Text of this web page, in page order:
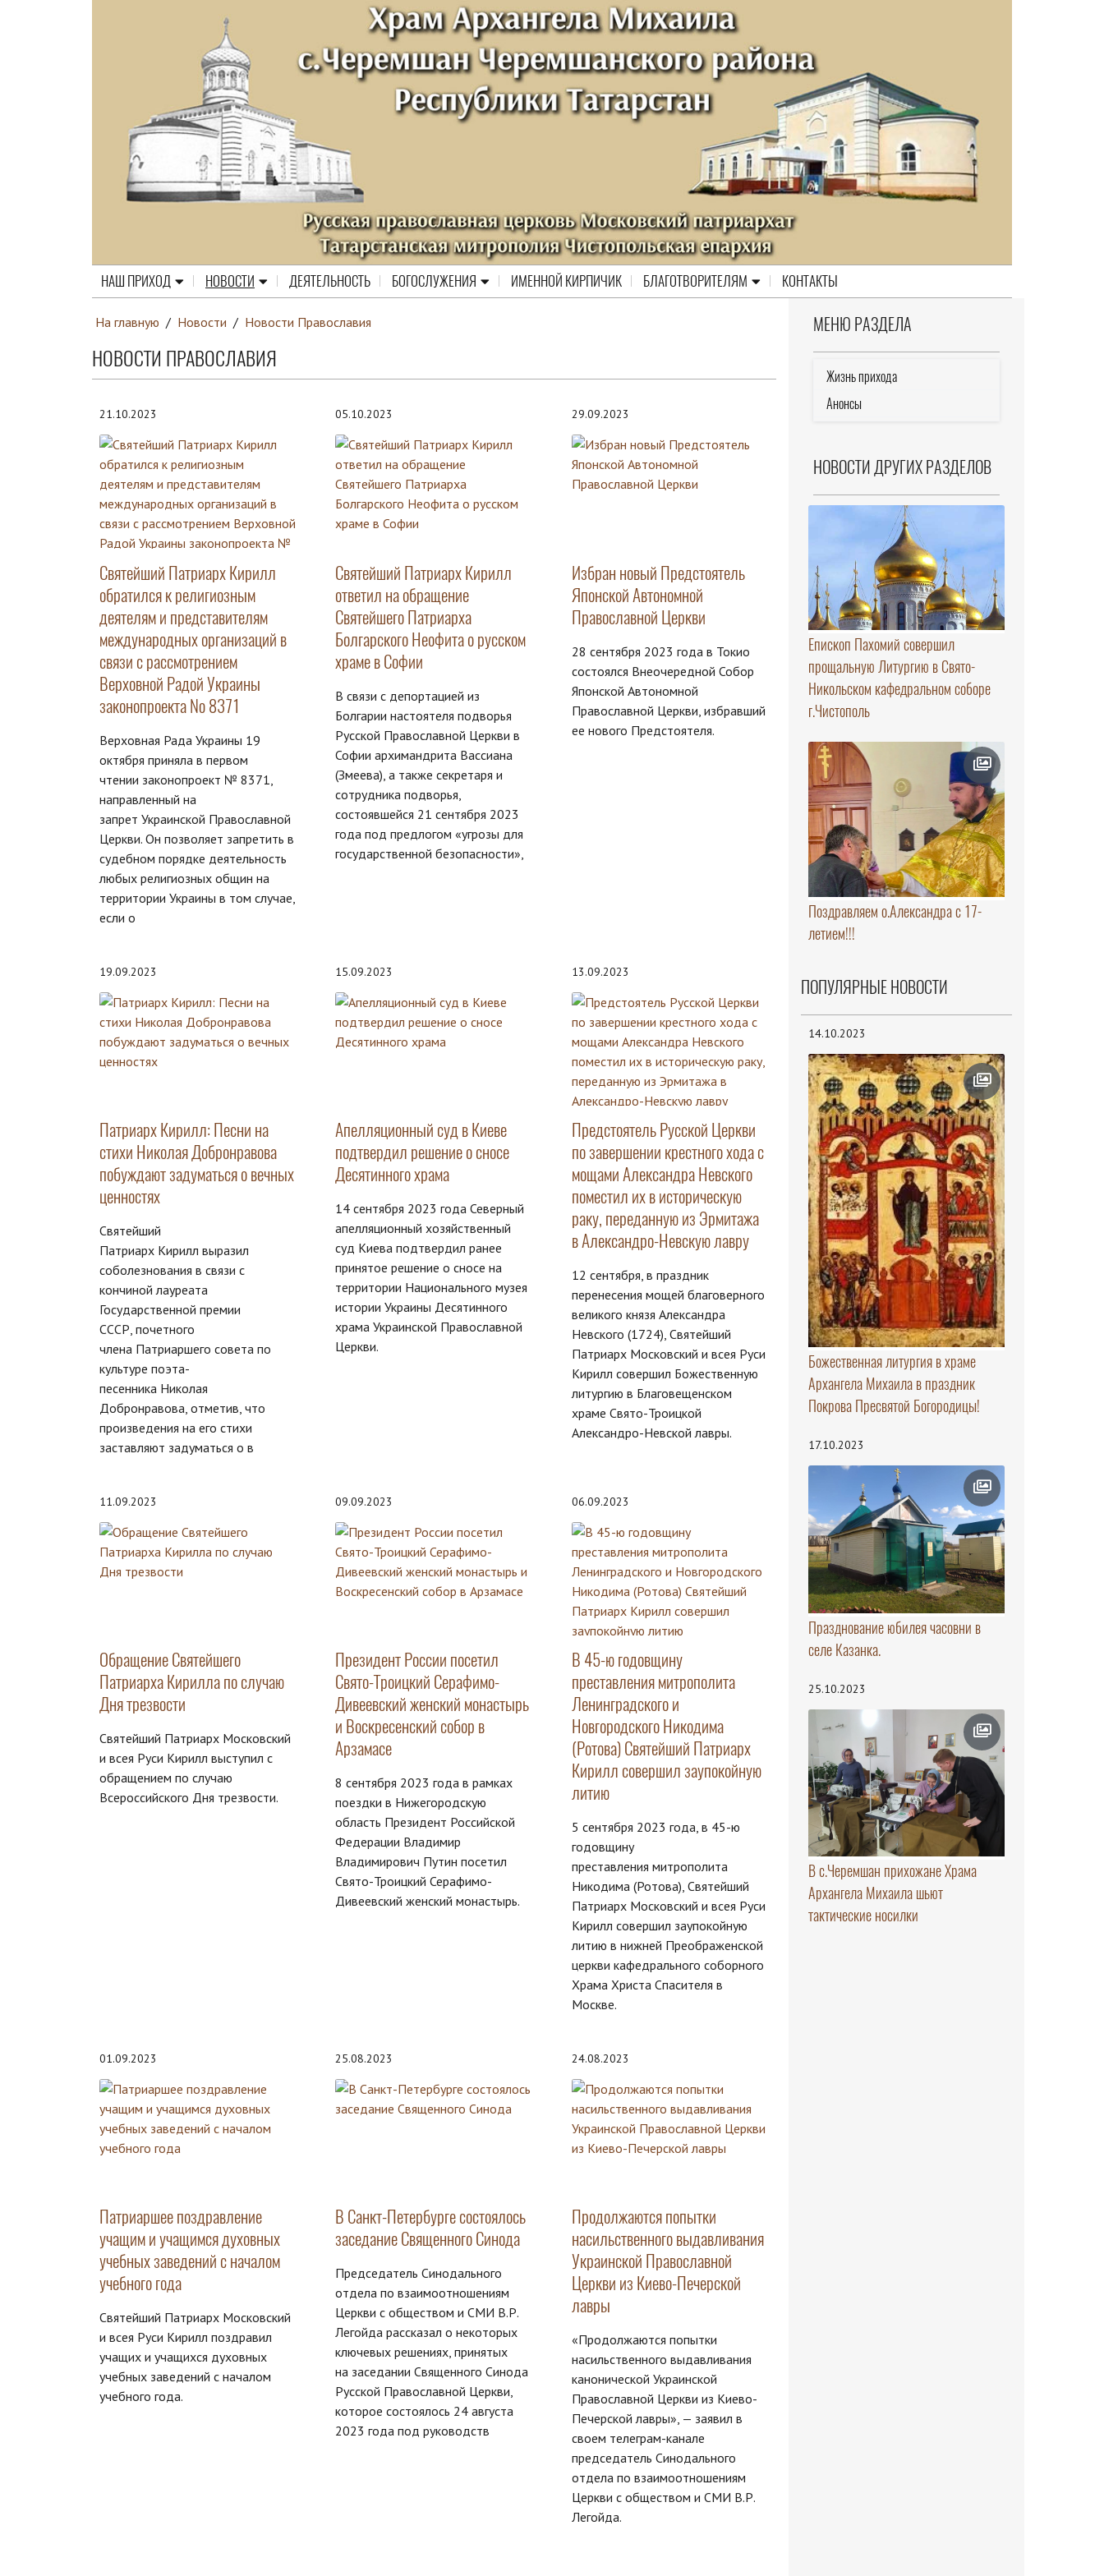
НАШ ПРИХОД НОВОСТИ ДЕЯТЕЛЬНОСТЬ БОГОСЛУЖЕНИЯ ИМЕННОЙ КИРПИЧИК БЛАГОТВОРИТЕЛЯМ КОНТАКТЫ
На главную / Новости / Новости Православия
НОВОСТИ ПРАВОСЛАВИЯ
21.10.2023
Святейший Патриарх Кирилл
обратился к религиозным
деятелям и представителям
международных организаций в
связи с рассмотрением
Верховной Радой Украины
законопроекта № 8371
Верховная Рада Украины 19
октября приняла в первом
чтении законопроект № 8371,
направленный на
запрет Украинской Православной
Церкви. Он позволяет запретить в
судебном порядке деятельность
любых религиозных общин на
территории Украины в том случае,
если о
05.10.2023
Святейший Патриарх Кирилл
ответил на обращение
Святейшего Патриарха
Болгарского Неофита о русском
храме в Софии
В связи с депортацией из
Болгарии настоятеля подворья
Русской Православной Церкви в
Софии архимандрита Вассиана
(Змеева), а также секретаря и
сотрудника подворья,
состоявшейся 21 сентября 2023
года под предлогом «угрозы для
государственной безопасности»,
29.09.2023
Избран новый Предстоятель
Японской Автономной
Православной Церкви
28 сентября 2023 года в Токио
состоялся Внеочередной Собор
Японской Автономной
Православной Церкви, избравший
ее нового Предстоятеля.
19.09.2023
Патриарх Кирилл: Песни на
стихи Николая Добронравова
побуждают задуматься о вечных
ценностях
Святейший
Патриарх Кирилл выразил
соболезнования в связи с
кончиной лауреата
Государственной премии
СССР, почетного
члена Патриаршего совета по
культуре поэта-
песенника Николая
Добронравова, отметив, что
произведения на его стихи
заставляют задуматься о в
15.09.2023
Апелляционный суд в Киеве
подтвердил решение о сносе
Десятинного храма
14 сентября 2023 года Северный
апелляционный хозяйственный
суд Киева подтвердил ранее
принятое решение о сносе на
территории Национального музея
истории Украины Десятинного
храма Украинской Православной
Церкви.
13.09.2023
Предстоятель Русской Церкви
по завершении крестного хода с
мощами Александра Невского
поместил их в историческую
раку, переданную из Эрмитажа
в Александро-Невскую лавру
12 сентября, в праздник
перенесения мощей благоверного
великого князя Александра
Невского (1724), Святейший
Патриарх Московский и всея Руси
Кирилл совершил Божественную
литургию в Благовещенском
храме Свято-Троицкой
Александро-Невской лавры.
11.09.2023
Обращение Святейшего
Патриарха Кирилла по случаю
Дня трезвости
Святейший Патриарх Московский
и всея Руси Кирилл выступил с
обращением по случаю
Всероссийского Дня трезвости.
09.09.2023
Президент России посетил
Свято-Троицкий Серафимо-
Дивеевский женский монастырь
и Воскресенский собор в
Арзамасе
8 сентября 2023 года в рамках
поездки в Нижегородскую
область Президент Российской
Федерации Владимир
Владимирович Путин посетил
Свято-Троицкий Серафимо-
Дивеевский женский монастырь.
06.09.2023
В 45-ю годовщину
преставления митрополита
Ленинградского и
Новгородского Никодима
(Ротова) Святейший Патриарх
Кирилл совершил заупокойную
литию
5 сентября 2023 года, в 45-ю
годовщину
преставления митрополита
Никодима (Ротова), Святейший
Патриарх Московский и всея Руси
Кирилл совершил заупокойную
литию в нижней Преображенской
церкви кафедрального соборного
Храма Христа Спасителя в
Москве.
01.09.2023
Патриаршее поздравление
учащим и учащимся духовных
учебных заведений с началом
учебного года
Святейший Патриарх Московский
и всея Руси Кирилл поздравил
учащих и учащихся духовных
учебных заведений с началом
учебного года.
25.08.2023
В Санкт-Петербурге состоялось
заседание Священного Синода
Председатель Синодального
отдела по взаимоотношениям
Церкви с обществом и СМИ В.Р.
Легойда рассказал о некоторых
ключевых решениях, принятых
на заседании Священного Синода
Русской Православной Церкви,
которое состоялось 24 августа
2023 года под руководств
24.08.2023
Продолжаются попытки
насильственного выдавливания
Украинской Православной
Церкви из Киево-Печерской
лавры
«Продолжаются попытки
насильственного выдавливания
канонической Украинской
Православной Церкви из Киево-
Печерской лавры», — заявил в
своем телеграм-канале
председатель Синодального
отдела по взаимоотношениям
Церкви с обществом и СМИ В.Р.
Легойда.
МЕНЮ РАЗДЕЛА
Жизнь прихода
Анонсы
НОВОСТИ ДРУГИХ РАЗДЕЛОВ
Епископ Пахомий совершил
прощальную Литургию в Свято-
Никольском кафедральном соборе
г.Чистополь
Поздравляем о.Александра с 17-
летием!!!
ПОПУЛЯРНЫЕ НОВОСТИ
14.10.2023
Божественная литургия в храме
Архангела Михаила в праздник
Покрова Пресвятой Богородицы!
17.10.2023
Празднование юбилея часовни в
селе Казанка.
25.10.2023
В с.Черемшан прихожане Храма
Архангела Михаила шьют
тактические носилки